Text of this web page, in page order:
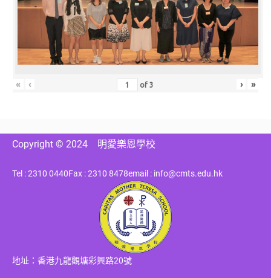
« ‹ of3 › »
Copyright © 2024 明愛樂恩學校
Tel : 2310 0440Fax : 2310 8478email : info@cmts.edu.hk
地址：香港九龍觀塘彩興路20號